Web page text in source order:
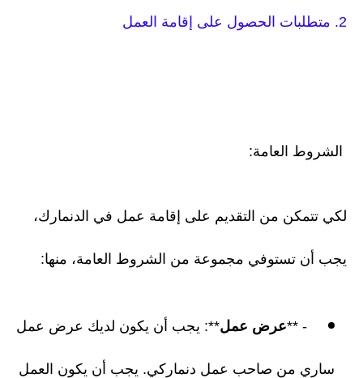
2. متطلبات الحصول على إقامة العمل
الشروط العامة:
لكي تتمكن من التقديم على إقامة عمل في الدنمارك،
يجب أن تستوفي مجموعة من الشروط العامة، منها:
- **عرض عمل**: يجب أن يكون لديك عرض عمل
ساري من صاحب عمل دنماركي. يجب أن يكون العمل